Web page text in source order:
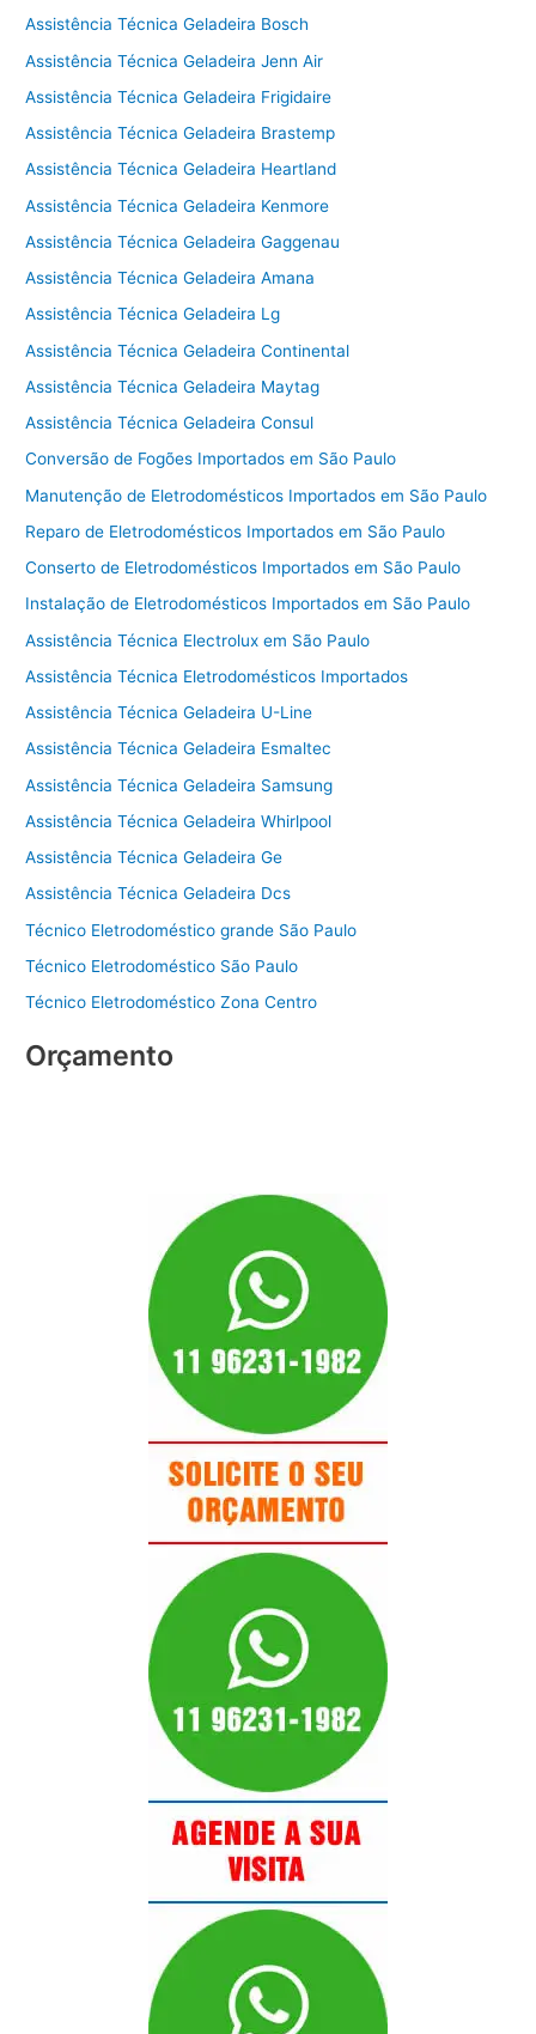
Assistência Técnica Geladeira Bosch
Assistência Técnica Geladeira Jenn Air
Assistência Técnica Geladeira Frigidaire
Assistência Técnica Geladeira Brastemp
Assistência Técnica Geladeira Heartland
Assistência Técnica Geladeira Kenmore
Assistência Técnica Geladeira Gaggenau
Assistência Técnica Geladeira Amana
Assistência Técnica Geladeira Lg
Assistência Técnica Geladeira Continental
Assistência Técnica Geladeira Maytag
Assistência Técnica Geladeira Consul
Conversão de Fogões Importados em São Paulo
Manutenção de Eletrodomésticos Importados em São Paulo
Reparo de Eletrodomésticos Importados em São Paulo
Conserto de Eletrodomésticos Importados em São Paulo
Instalação de Eletrodomésticos Importados em São Paulo
Assistência Técnica Electrolux em São Paulo
Assistência Técnica Eletrodomésticos Importados
Assistência Técnica Geladeira U-Line
Assistência Técnica Geladeira Esmaltec
Assistência Técnica Geladeira Samsung
Assistência Técnica Geladeira Whirlpool
Assistência Técnica Geladeira Ge
Assistência Técnica Geladeira Dcs
Técnico Eletrodoméstico grande São Paulo
Técnico Eletrodoméstico São Paulo
Técnico Eletrodoméstico Zona Centro
Orçamento